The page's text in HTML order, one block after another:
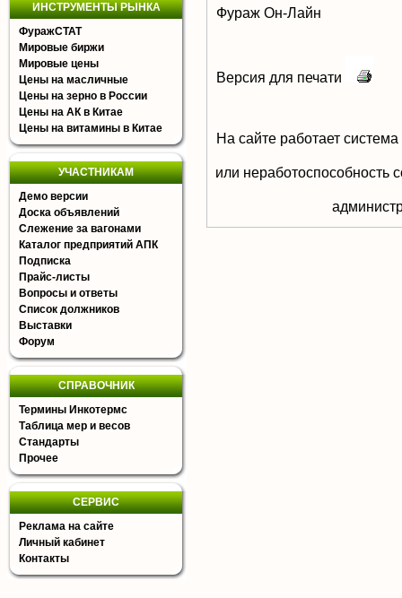
ИНСТРУМЕНТЫ РЫНКА
ФуражСТАТ
Мировые биржи
Мировые цены
Цены на масличные
Цены на зерно в России
Цены на АК в Китае
Цены на витамины в Китае
УЧАСТНИКАМ
Демо версии
Доска объявлений
Слежение за вагонами
Каталог предприятий АПК
Подписка
Прайс-листы
Вопросы и ответы
Список должников
Выставки
Форум
СПРАВОЧНИК
Термины Инкотермс
Таблица мер и весов
Стандарты
Прочее
СЕРВИС
Реклама на сайте
Личный кабинет
Контакты
Фураж Он-Лайн
Версия для печати
На сайте работает
или неработоспособность